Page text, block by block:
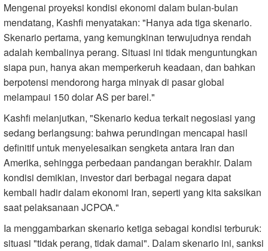
Mengenai proyeksi kondisi ekonomi dalam bulan-bulan
mendatang, Kashfi menyatakan: "Hanya ada tiga skenario.
Skenario pertama, yang kemungkinan terwujudnya rendah
adalah kembalinya perang. Situasi ini tidak menguntungkan
siapa pun, hanya akan memperkeruh keadaan, dan bahkan
berpotensi mendorong harga minyak di pasar global
melampaui 150 dolar AS per barel."
Kashfi melanjutkan, "Skenario kedua terkait negosiasi yang
sedang berlangsung: bahwa perundingan mencapai hasil
definitif untuk menyelesaikan sengketa antara Iran dan
Amerika, sehingga perbedaan pandangan berakhir. Dalam
kondisi demikian, investor dari berbagai negara dapat
kembali hadir dalam ekonomi Iran, seperti yang kita saksikan
saat pelaksanaan JCPOA."
Ia menggambarkan skenario ketiga sebagai kondisi terburuk:
situasi "tidak perang, tidak damai". Dalam skenario ini, sanksi